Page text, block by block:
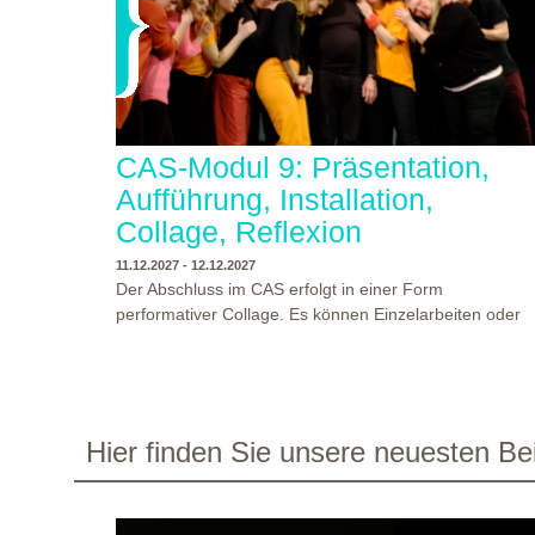
CAS-Modul 9: Präsentation,
Aufführung, Installation,
Collage, Reflexion
11.12.2027 - 12.12.2027
Der Abschluss im CAS erfolgt in einer Form
performativer Collage. Es können Einzelarbeiten oder
Programms gestalten mit Ihrer Form Raum und Zeit
Objekt oder Präsentation. Wir freuen uns über
WANN? 11.12.2027 - 12.12.2027, 10:00 - 17:00 UHR
Hier finden Sie unsere neuesten